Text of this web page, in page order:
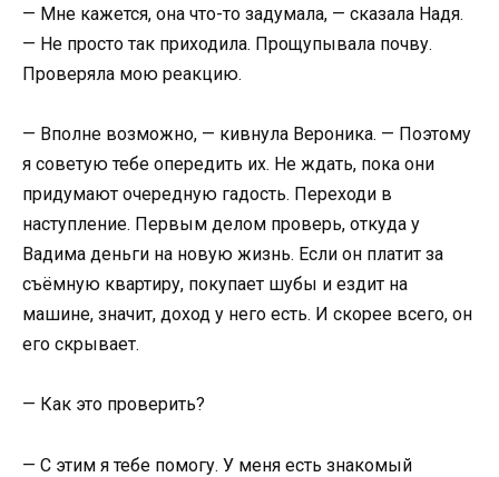
— Мне кажется, она что-то задумала, — сказала Надя.
— Не просто так приходила. Прощупывала почву.
Проверяла мою реакцию.
— Вполне возможно, — кивнула Вероника. — Поэтому
я советую тебе опередить их. Не ждать, пока они
придумают очередную гадость. Переходи в
наступление. Первым делом проверь, откуда у
Вадима деньги на новую жизнь. Если он платит за
съёмную квартиру, покупает шубы и ездит на
машине, значит, доход у него есть. И скорее всего, он
его скрывает.
— Как это проверить?
— С этим я тебе помогу. У меня есть знакомый